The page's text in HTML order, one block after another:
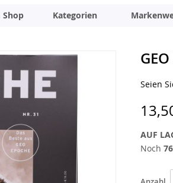
Shop Kategorien
Seien
AUF
Noch 76